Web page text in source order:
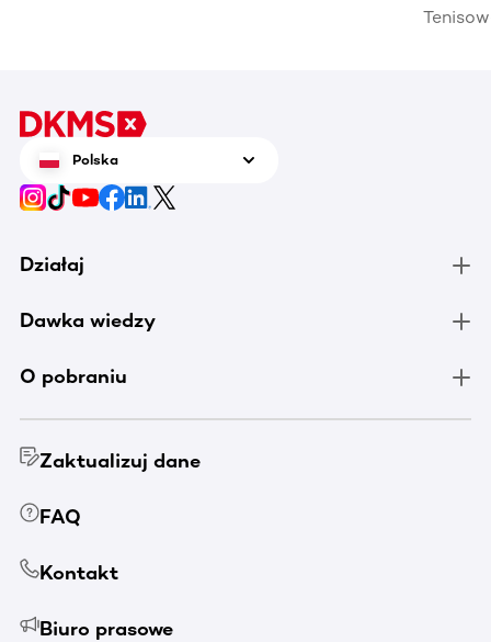
Polska
Działaj
Dawka wiedzy
O pobraniu
Zaktualizuj dane
FAQ
Kontakt
Biuro prasowe